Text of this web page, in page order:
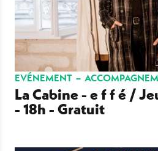
EVÉNEMENT
La Cabine - e f f é /
- 18h - Gratuit